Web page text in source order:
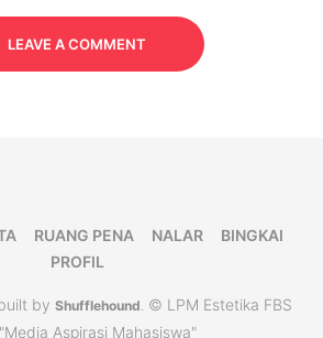
LEAVE A COMMENT
RUANG PENA NALAR
BINGKAI
PROFIL
by Shufflehound. © LPM Estetika FBS
Aspirasi Mahasiswa"